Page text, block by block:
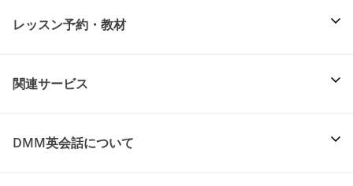
レッスン予約・教材
関連サービス
DMM英会話について